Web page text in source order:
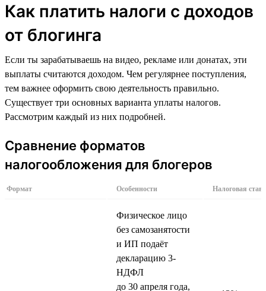
Как платить налоги с доходов
от блогинга
Если ты зарабатываешь на видео, рекламе или донатах, эти
выплаты считаются доходом. Чем регулярнее поступления,
тем важнее оформить свою деятельность правильно.
Существует три основных варианта уплаты налогов.
Рассмотрим каждый из них подробней.
Сравнение форматов
налогообложения для блогеров
Формат Особенности Налоговая
Физическое лицо
без самозанятости
и ИП подаёт
декларацию 3-
НДФЛ
до 30 апреля года,